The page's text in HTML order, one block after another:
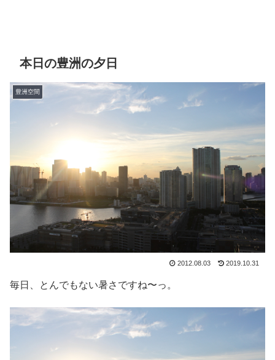
本日の豊洲の夕日
豊洲空間
2012.08.03 2019.10.31
毎日、とんでもない暑さですね〜っ。